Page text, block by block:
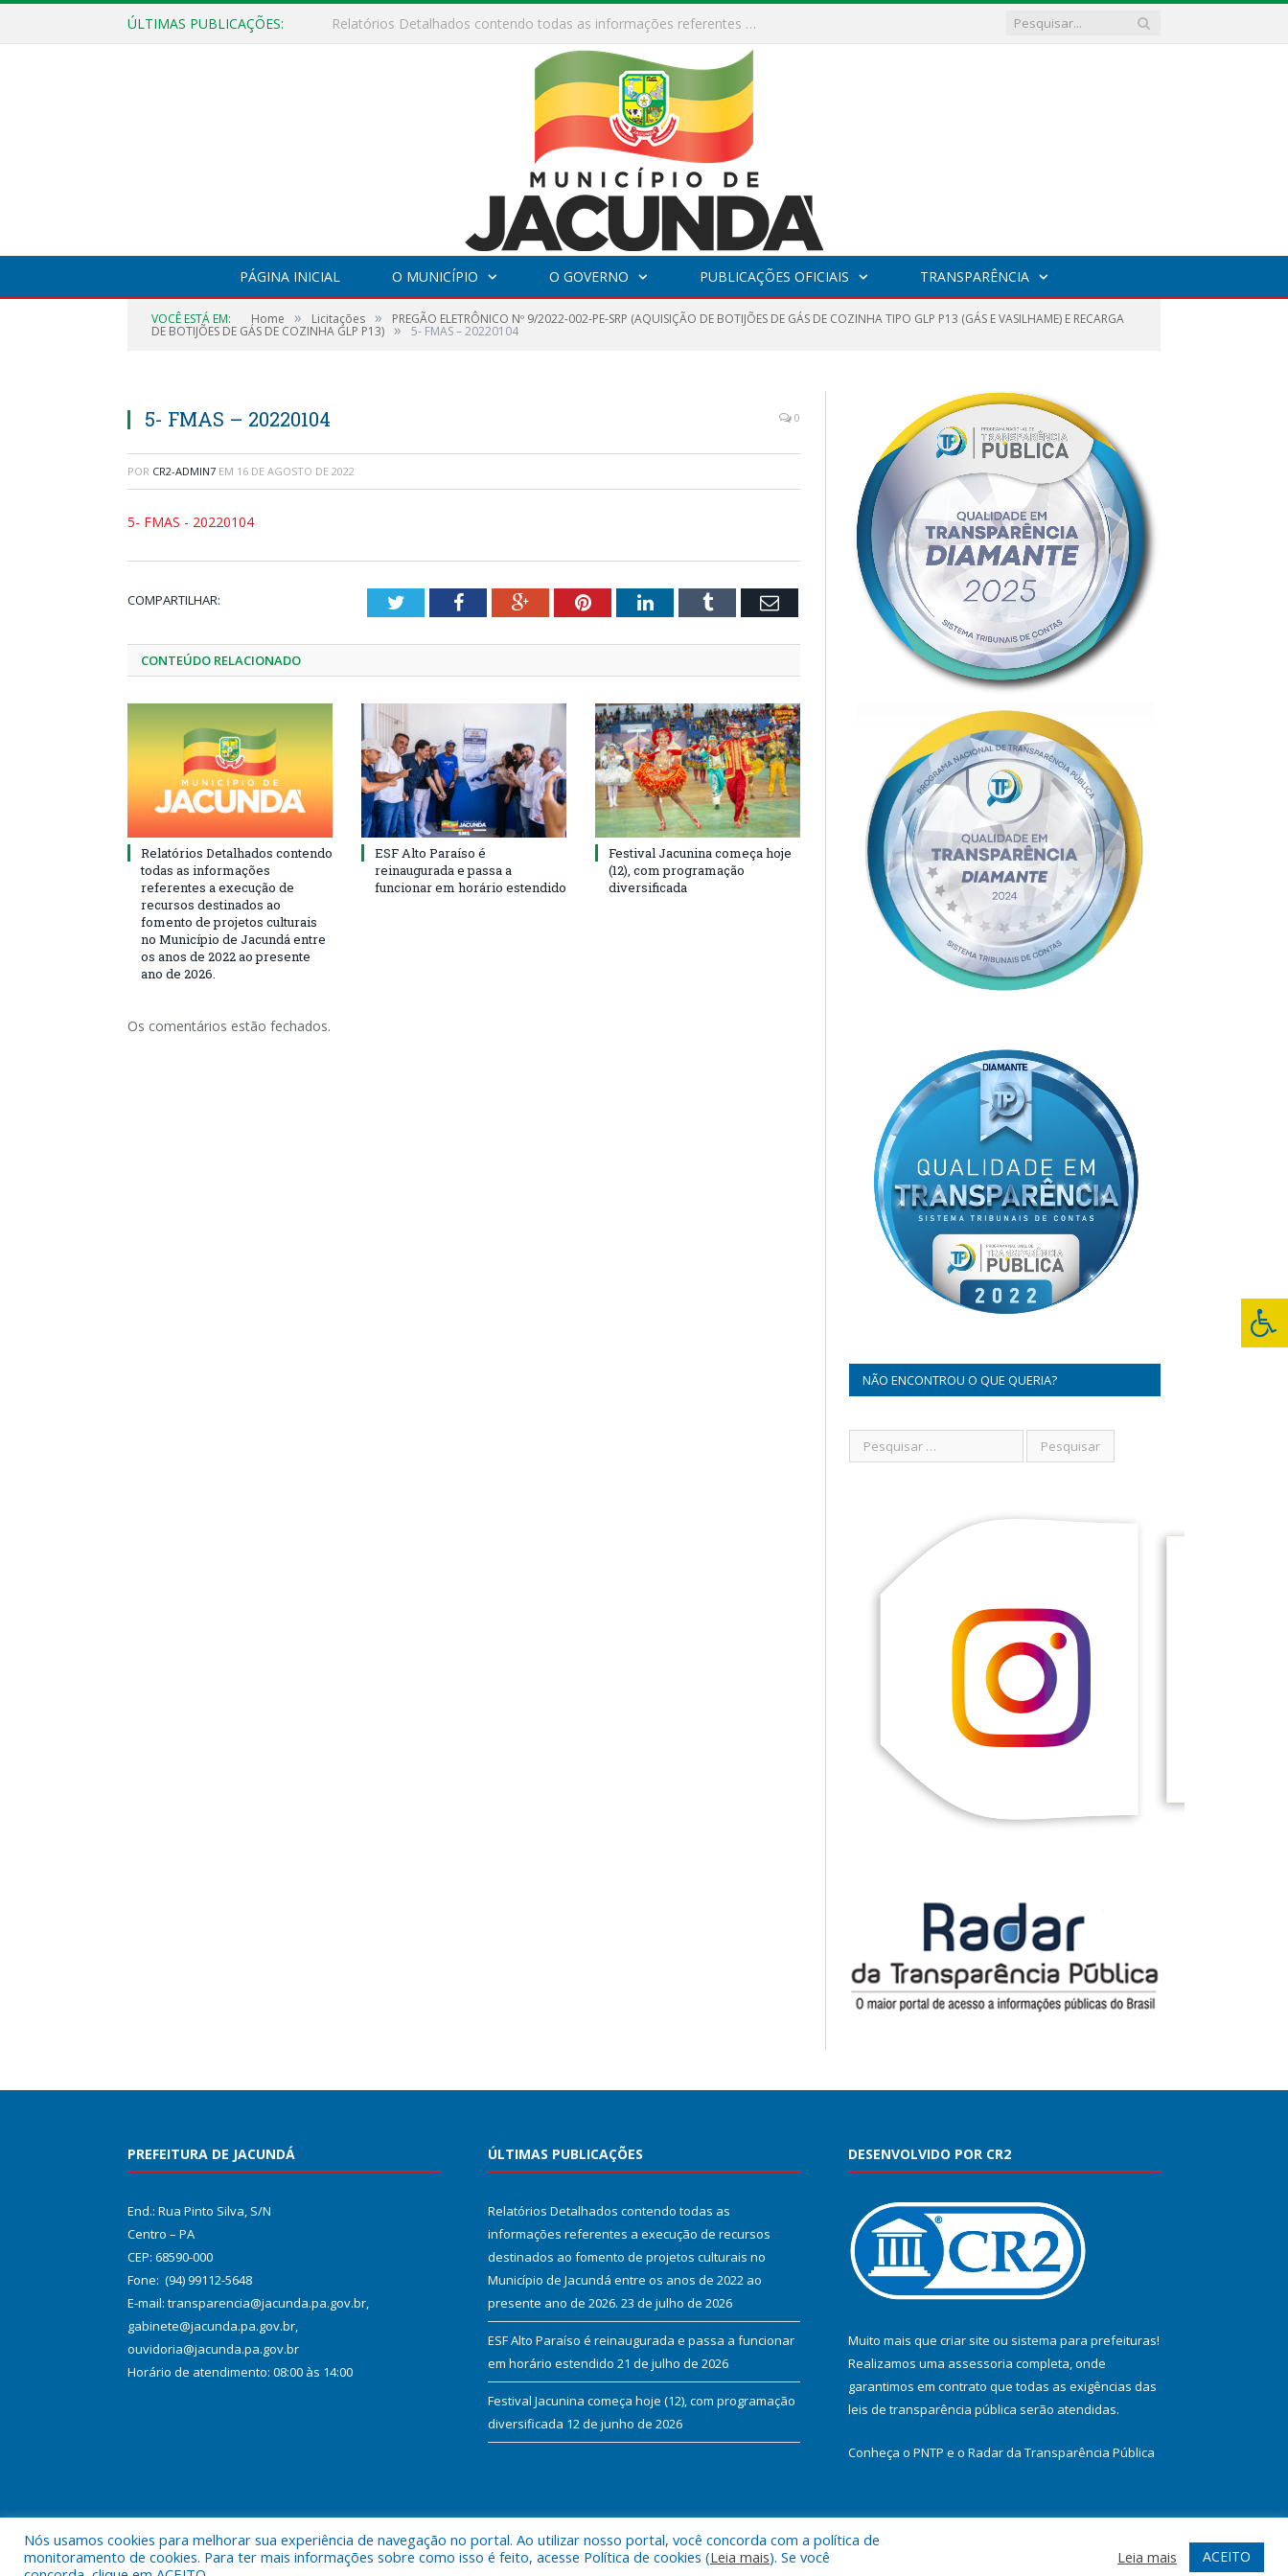
ÚLTIMAS PUBLICAÇÕES: ESF Alto Paraíso é reinaugurada e passa a funcionar em horário estendido
PÁGINA INICIAL O MUNICÍPIO O GOVERNO PUBLICAÇÕES OFICIAIS TRANSPARÊNCIA
VOCÊ ESTÁ EM: Home » Licitações » PREGÃO ELETRÔNICO Nº 9/2022-002-PE-SRP (AQUISIÇÃO DE BOTIJÕES DE GÁS DE COZINHA TIPO GLP P13 (GÁS E VASILHAME) E RECARGA
DE BOTIJÕES DE GÁS DE COZINHA GLP P13) » 5- FMAS – 20220104
5- FMAS – 20220104 0
POR CR2-ADMIN7 EM 16 DE AGOSTO DE 2022
5- FMAS - 20220104
COMPARTILHAR: TwitterFacebookGoogle+PinterestLinkedInTumblr Email
CONTEÚDO RELACIONADO
Relatórios Detalhados contendo
todas as informações
referentes a execução de
recursos destinados ao
fomento de projetos culturais
no Município de Jacundá entre
os anos de 2022 ao presente
ano de 2026.
ESF Alto Paraíso é
reinaugurada e passa a
funcionar em horário estendido
Festival Jacunina começa hoje
(12), com programação
diversificada
Os comentários estão fechados.
NÃO ENCONTROU O QUE QUERIA?
PREFEITURA DE JACUNDÁ
End.: Rua Pinto Silva, S/N
Centro – PA
CEP: 68590-000
Fone: (94) 99112-5648
E-mail: transparencia@jacunda.pa.gov.br,
gabinete@jacunda.pa.gov.br,
ouvidoria@jacunda.pa.gov.br
Horário de atendimento: 08:00 às 14:00
ÚLTIMAS PUBLICAÇÕES
Relatórios Detalhados contendo todas as
informações referentes a execução de recursos
destinados ao fomento de projetos culturais no
Município de Jacundá entre os anos de 2022 ao
presente ano de 2026. 23 de julho de 2026
ESF Alto Paraíso é reinaugurada e passa a funcionar
em horário estendido 21 de julho de 2026
Festival Jacunina começa hoje (12), com programação
diversificada 12 de junho de 2026
DESENVOLVIDO POR CR2
Muito mais que criar site ou sistema para prefeituras!
Realizamos uma assessoria completa, onde
garantimos em contrato que todas as exigências das
leis de transparência pública serão atendidas.
Conheça o PNTP e o Radar da Transparência Pública
Todos os direitos reservados a Prefeitura Municipal de Jacundá. Mapa do Site Acessar Webmail
Nós usamos cookies para melhorar sua experiência de navegação no portal. Ao utilizar nosso portal, você concorda com a política de
monitoramento de cookies. Para ter mais informações sobre como isso é feito, acesse Política de cookies (Leia mais). Se você
Leia mais ACEITO